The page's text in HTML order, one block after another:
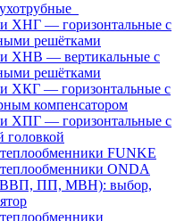
ХНГ — горизонтальные с
решётками
ХНВ — вертикальные с
решётками
ХКГ — горизонтальные с
компенсатором
ХПГ — горизонтальные с
головкой
FUNKE
ONDA
(ВВП, ПП, МВН): выбор,